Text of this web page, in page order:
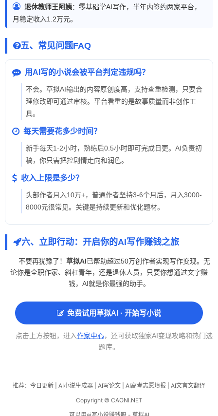
退休教师王阿姨：零基础学AI写作，半年内签约两家平台，
月稳定收入1.2万元。
五、常见问题FAQ
用AI写的小说会被平台判定违规吗？
不会。草拟AI输出的内容原创度高，支持查重检测，只要合
理修改即可通过审核。平台看重的是故事质量而非创作工
具。
每天需要花多少时间？
新手每天1-2小时，熟练后0.5小时即可完成日更。AI负责初
稿，你只需把控剧情走向和润色。
收入上限是多少？
头部作者月入10万+，普通作者坚持3-6个月后，月入3000-
8000元很常见。关键是持续更新和优化题材。
六、立即行动：开启你的AI写作赚钱之旅
不要再犹豫了！ 草拟AI已帮助超过50万创作者实现写作变现。无
论你是全职作家、斜杠青年，还是退休人员，只要你想通过文字赚
钱，AI就是你最强的助手。
免费试用草拟AI · 开始写小说
点击上方按钮，进入作家中心，还可获取独家AI变现攻略和热门选
题库。
推荐： 今日更新 AI小说生成器 AI写论文 AI高考志愿填报
AI文言文翻译
Copyright © CAONI.NET